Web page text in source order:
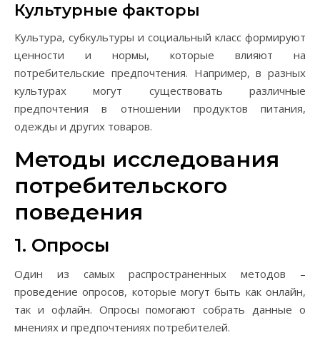
Культурные факторы
Культура, субкультуры и социальный класс формируют
ценности и нормы, которые влияют на
потребительские предпочтения. Например, в разных
культурах могут существовать различные
предпочтения в отношении продуктов питания,
одежды и других товаров.
Методы исследования
потребительского
поведения
1. Опросы
Один из самых распространенных методов –
проведение опросов, которые могут быть как онлайн,
так и офлайн. Опросы помогают собрать данные о
мнениях и предпочтениях потребителей.